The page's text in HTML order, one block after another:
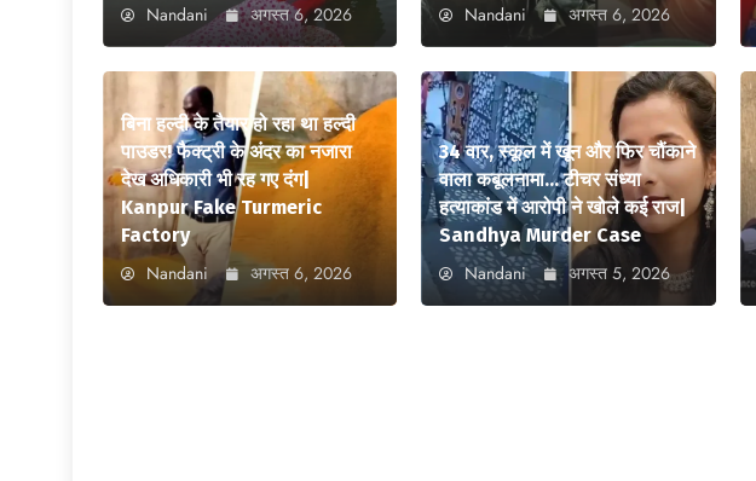
Nandani अगस्त 6, 2026 Nandani अगस्त 6, 2026
बिना हल्दी के तैयार हो रहा था हल्दी
पाउडर! फैक्ट्री के अंदर का नजारा
देख अधिकारी भी रह गए दंग|
Kanpur Fake Turmeric
Factory
Nandani अगस्त 6, 2026
34 वार, स्कूल में खून और फिर चौंकाने
वाला कबूलनामा… टीचर संध्या
हत्याकांड में आरोपी ने खोले कई राज|
Sandhya Murder Case
Nandani अगस्त 5, 2026